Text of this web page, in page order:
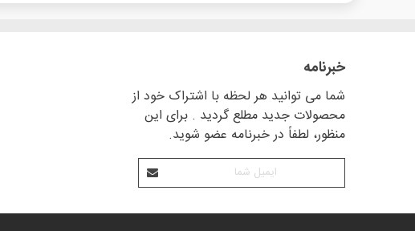
خبرنامه
شما می توانید هر لحظه با اشتراک خود از
محصولات جدید مطلع گردید . برای این
منظور، لطفاً در خبرنامه عضو شوید.